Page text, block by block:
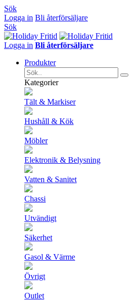
Sök
Logga in Bli återförsäljare
Sök
Logga in Bli återförsäljare
Produkter
Kategorier
Tält & Markiser
Hushåll & Kök
Möbler
Elektronik & Belysning
Vatten & Sanitet
Chassi
Utvändigt
Säkerhet
Gasol & Värme
Övrigt
Outlet